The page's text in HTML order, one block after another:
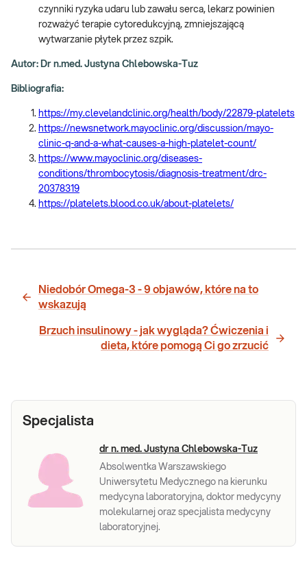
czynniki ryzyka udaru lub zawału serca, lekarz powinien
rozważyć terapie cytoredukcyjną, zmniejszającą
wytwarzanie płytek przez szpik.
Autor: Dr n.med. Justyna Chlebowska-Tuz
Bibliografia:
https://my.clevelandclinic.org/health/body/22879-platelets
https://newsnetwork.mayoclinic.org/discussion/mayo-
clinic-q-and-a-what-causes-a-high-platelet-count/
https://www.mayoclinic.org/diseases-
conditions/thrombocytosis/diagnosis-treatment/drc-
20378319
https://platelets.blood.co.uk/about-platelets/
Niedobór Omega-3 - 9 objawów, które na to
wskazują
Brzuch insulinowy - jak wygląda? Ćwiczenia i
dieta, które pomogą Ci go zrzucić
Specjalista
dr n. med. Justyna Chlebowska-Tuz
Absolwentka Warszawskiego
Uniwersytetu Medycznego na kierunku
medycyna laboratoryjna, doktor medycyny
molekularnej oraz specjalista medycyny
laboratoryjnej.